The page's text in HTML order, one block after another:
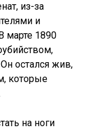
из-за
и
марте 1890
остался жив,
которые
на ноги